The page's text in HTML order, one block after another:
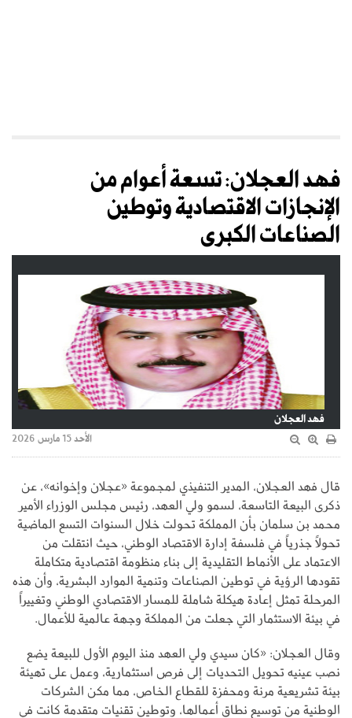
فهد العجلان: تسعة أعوام من
الإنجازات الاقتصادية وتوطين
الصناعات الكبرى
فهد العجلان
الأحد 15 مارس 2026
قال فهد العجلان، المدير التنفيذي لمجموعة «عجلان وإخوانه»، عن
ذكرى البيعة التاسعة، لسمو ولي العهد، رئيس مجلس الوزراء الأمير
محمد بن سلمان بأن المملكة تحولت خلال السنوات التسع الماضية
تحولاً جذرياً في فلسفة إدارة الاقتصاد الوطني، حيث انتقلت من
الاعتماد على الأنماط التقليدية إلى بناء منظومة اقتصادية متكاملة
تقودها الرؤية في توطين الصناعات وتنمية الموارد البشرية، وأن هذه
المرحلة تمثل إعادة هيكلة شاملة للمسار الاقتصادي الوطني وتغييراً
في بيئة الاستثمار التي جعلت من المملكة وجهة عالمية للأعمال.
وقال العجلان: «كان سيدي ولي العهد منذ اليوم الأول للبيعة يضع
نصب عينيه تحويل التحديات إلى فرص استثمارية، وعمل على تهيئة
بيئة تشريعية مرنة ومحفزة للقطاع الخاص، مما مكن الشركات
الوطنية من توسيع نطاق أعمالها، وتوطين تقنيات متقدمة كانت في